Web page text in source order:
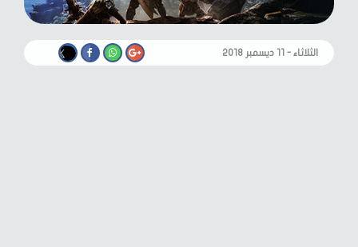
الثلاثاء - ١١ ديسمبر ٢٠١٨